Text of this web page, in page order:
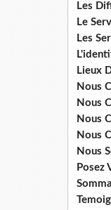
Les
Le
Les
Lieux
Nous
Nous
Nous
Nous
Nous
Posez